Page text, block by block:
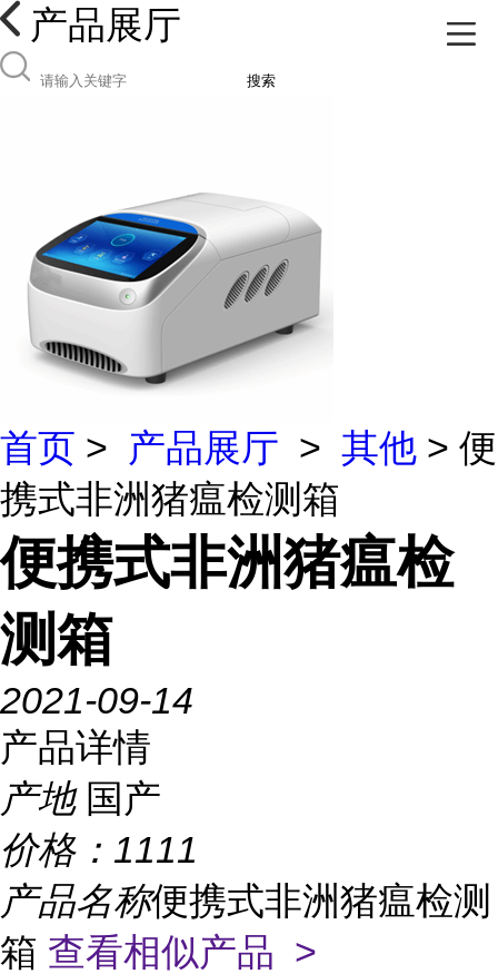
产品展厅
搜索
首页 > 产品展厅 > 其他 > 便
携式非洲猪瘟检测箱
便携式非洲猪瘟检
测箱
2021-09-14
产品详情
产地 国产
价格： 1111
产品名称便携式非洲猪瘟检测
箱 查看相似产品 >